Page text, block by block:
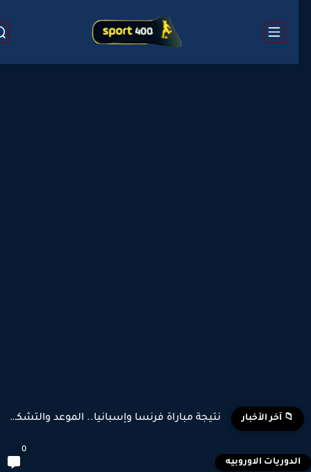
📁 آخر الأخبار نتيجة مباراة فرنسا وإسبانيا.. الموعد والتشكيل المتوقع وأبرز اللاعبين...
الاوروبيه